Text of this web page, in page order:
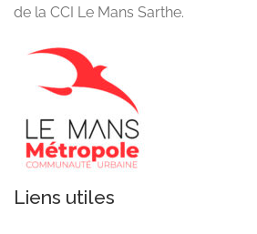
de la CCI Le Mans Sarthe.
Liens utiles